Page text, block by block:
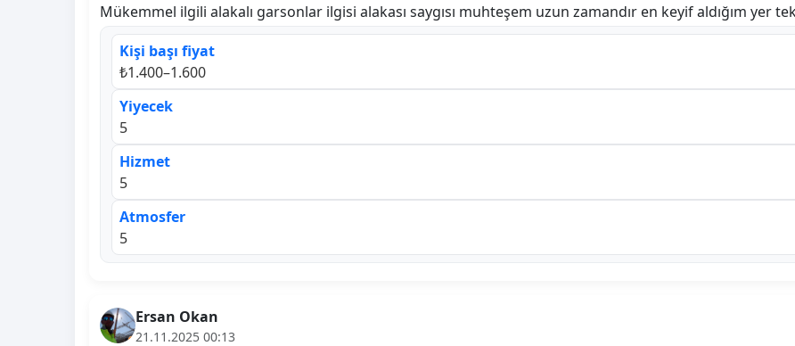
Mükemmel ilgili alakalı garsonlar ilgisi alakası saygısı muhteşem uzun zamandır en keyif aldığım yer
Kişi başı fiyat
₺1.400–1.600
Yiyecek
5
Hizmet
5
Atmosfer
5
Ersan Okan
21.11.2025 00:13